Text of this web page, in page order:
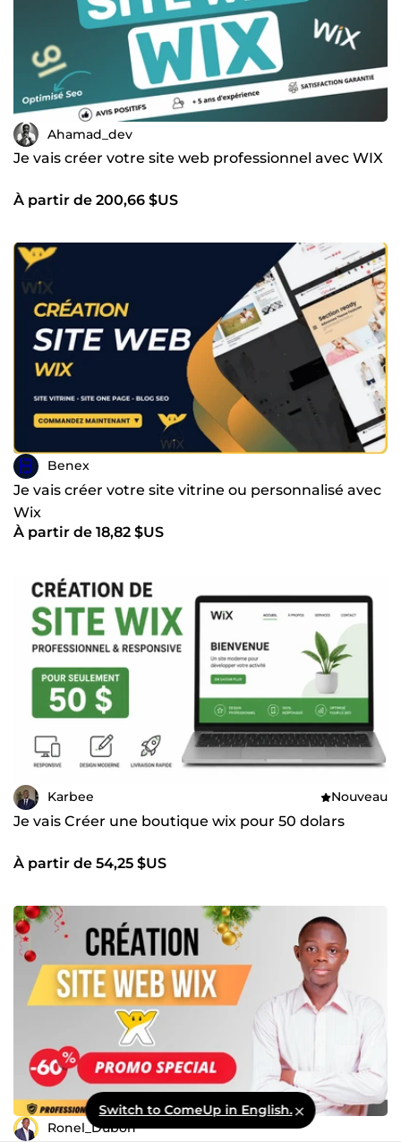
Ahamad_dev
Je vais créer votre site web professionnel avec WIX
À partir de 200,66 $US
Benex
Je vais créer votre site vitrine ou personnalisé avec
Wix
À partir de 18,82 $US
Karbee Nouveau
Je vais Créer une boutique wix pour 50 dolars
À partir de 54,25 $US
Ronel_Dubon
Switch to ComeUp in English.